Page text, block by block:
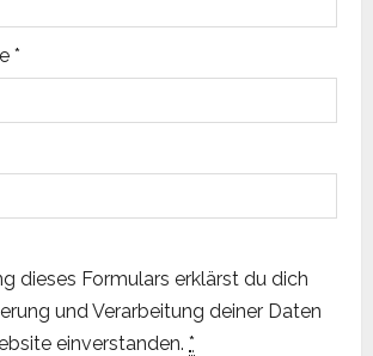
*
dieses Formulars erklärst du dich
und Verarbeitung deiner Daten
einverstanden. *